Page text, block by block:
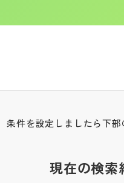
条件を設定しましたら下部
現在の検索